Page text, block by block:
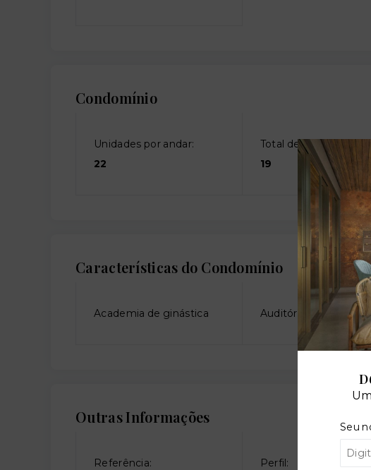
Condomínio
Unidades por andar:
22
Total de andares:
19
Características do Condomínio
Academia de ginástica Auditório
Outras Informações
Referência:
Perfil:
Seu